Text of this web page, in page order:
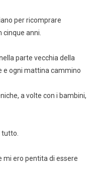
per ricomprare
cinque anni.
parte vecchia della
e ogni mattina cammino
a volte con i bambini,
tutto.
mi ero pentita di essere